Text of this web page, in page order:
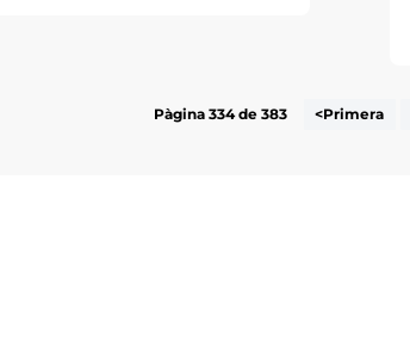
Pàgina 334 de 383 <Primera